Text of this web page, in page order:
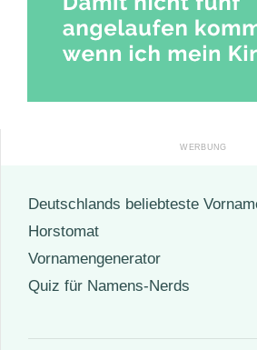
Deutschlands beliebteste
Horstomat
Vornamengenerator
Quiz für Namens-Nerds